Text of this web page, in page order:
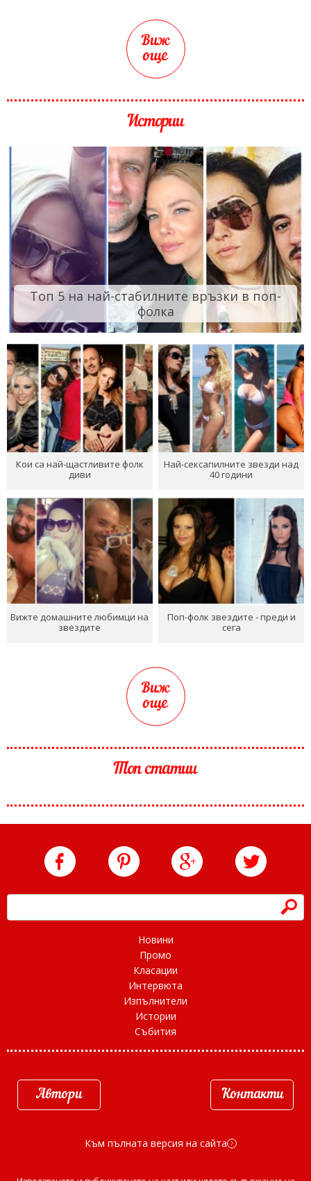
Виж
още
Истории
Топ 5 на най-стабилните връзки в поп-
фолка
Кои са най-щастливите фолк
диви
Най-сексапилните звезди над
40 години
Вижте домашните любимци на
звездите
Поп-фолк звездите - преди и
сега
Виж
още
Топ статии
h
Новини
Промо
Класации
Интервюта
Изпълнители
Истории
Събития
Автори Контакти
Към пълната версия на сайта d